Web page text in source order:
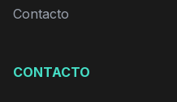
Contacto
CONTACTO